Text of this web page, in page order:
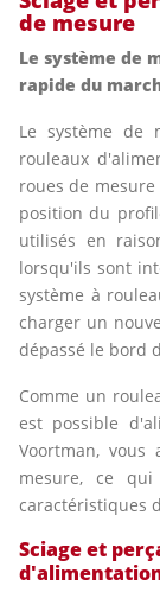
de mesure
Le système de
rapide du
Le système de
rouleaux
roues de
position du
utilisés en
lorsqu'ils sont
système à
charger un
dépassé le bord
Comme un
est possible
Voortman, vous
mesure, ce
caractéristiques
Sciage et